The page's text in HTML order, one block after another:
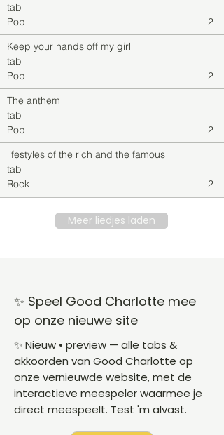
tab
Pop
2
Keep your hands off my girl
tab
Pop
2
The anthem
tab
Pop
2
lifestyles of the rich and the famous
tab
Rock
2
Meer liedjes laden
✨ Speel Good Charlotte mee
op onze nieuwe site
✨ Nieuw • preview — alle tabs &
akkoorden van Good Charlotte op
onze vernieuwde website, met de
interactieve meespeler waarmee je
direct meespeelt. Test 'm alvast.